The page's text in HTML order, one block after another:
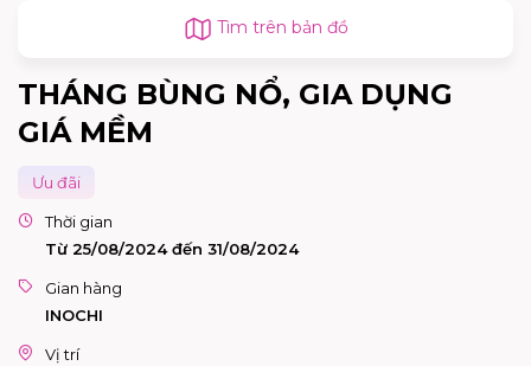
Tìm trên bản đồ
THÁNG BÙNG NỔ, GIA DỤNG
GIÁ MỀM
Ưu đãi
Thời gian
Từ 25/08/2024 đến 31/08/2024
Gian hàng
INOCHI
Vị trí